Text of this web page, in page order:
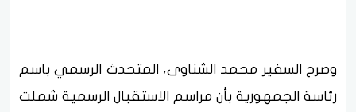
وصرح السفير محمد الشناوى، المتحدث الرسمي باسم
رئاسة الجمهورية بأن مراسم الاستقبال الرسمية شملت